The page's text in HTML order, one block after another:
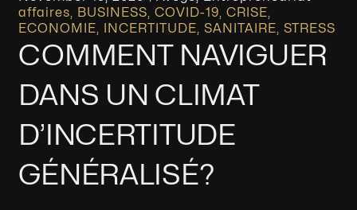
affaires, BUSINESS,COVID-19,CRISE,
ECONOMIE, INCERTITUDE,SANITAIRE,STRESS
COMMENT NAVIGUER
DANS UN CLIMAT
D’INCERTITUDE
GÉNÉRALISÉ?